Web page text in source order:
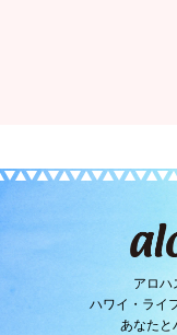
アロハ
ハワイ・ライ
あなたと